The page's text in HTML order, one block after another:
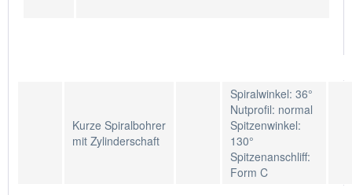
Kurze Spiralbohrer
mit Zylinderschaft
Spiralwinkel: 36°
Nutprofil: normal
Spitzenwinkel:
130°
Spitzenanschliff:
Form C